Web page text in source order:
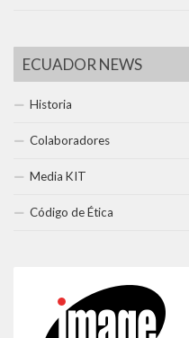
ECUADOR NEWS
Historia
Colaboradores
Media KIT
Código de Ética